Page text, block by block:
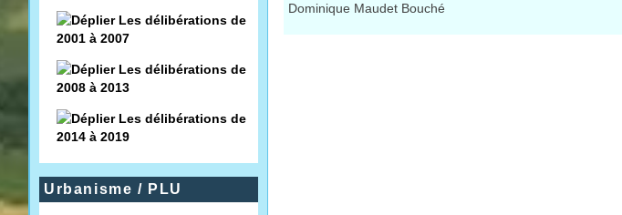
Les délibérations de
2001 à 2007
Les délibérations de
2008 à 2013
Les délibérations de
2014 à 2019
Urbanisme / PLU
Dominique Maudet Bouché